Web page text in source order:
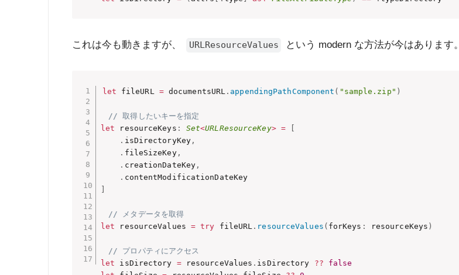
これは今も動きますが、 URLResourceValues という modern な方法が今はあります。
let fileURL = documentsURL . appendingPathComponent ( "sample.zip" )
// 取得したいキーを指定
let resourceKeys : Set<URLResourceKey> =
. isDirectoryKey,
. fileSizeKey,
. creationDateKey ,
.
// メタデータを取得
let resourceValues = try fileURL . resourceValues ( forKeys : resourceKeys )
// プロパティにアクセス
let isDirectory = resourceValues . isDirectory ??
false